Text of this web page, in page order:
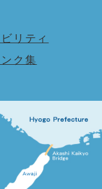
リティ
ンク集